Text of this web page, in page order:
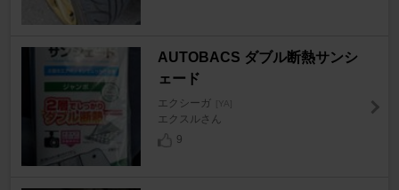
AUTOBACS ダブル断熱サンシ
ェード
エクシーガ [YA]
エクスルさん
9